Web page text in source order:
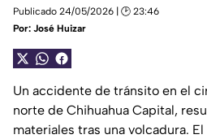
Publicado 24/05/2026 | 🕑 23:46
Por: José Huizar
Un accidente de tránsito en el
norte de Chihuahua Capital,
materiales tras una volcadura.